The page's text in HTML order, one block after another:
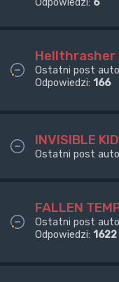
Ostatni post
Odpowiedzi: 166
INVISIBLE
Ostatni post
FALLEN
Ostatni post
Odpowiedzi: 1622